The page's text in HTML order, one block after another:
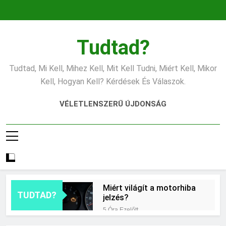
Tudtad?
Tudtad, Mi Kell, Mihez Kell, Mit Kell Tudni, Miért Kell, Mikor
Kell, Hogyan Kell? Kérdések És Válaszok.
VÉLETLENSZERŰ ÚJDONSÁG
TUDTAD?
Miért világít a motorhiba
jelzés?
5 Óra Ezelőtt